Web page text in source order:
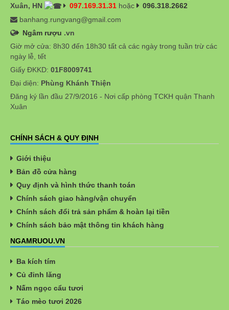
Xuân, HN
097.169.31.31 hoặc
096.318.2662
banhang.rungvang@gmail.com
Ngâm rượu .vn
Giờ mở cửa: 8h30 đến 18h30 tất cả các ngày trong tuần trừ các
ngày lễ, tết
Giấy ĐKKD: 01F8009741
Đại diện: Phùng Khánh Thiện
Đăng ký lần đầu 27/9/2016 - Nơi cấp phòng TCKH quận Thanh
Xuân
CHÍNH SÁCH & QUY ĐỊNH
Giới thiệu
Bản đồ cửa hàng
Quy định và hình thức thanh toán
Chính sách giao hàng/vận chuyển
Chính sách đổi trả sản phẩm & hoàn lại tiền
Chính sách bảo mật thông tin khách hàng
NGAMRUOU.VN
Ba kích tím
Củ đinh lăng
Nấm ngọc cẩu tươi
Táo mèo tươi 2026